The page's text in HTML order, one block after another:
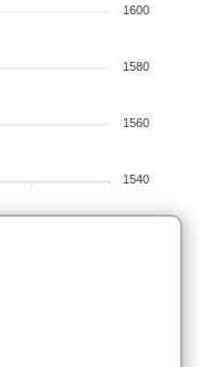
1600
1580
1560
1540